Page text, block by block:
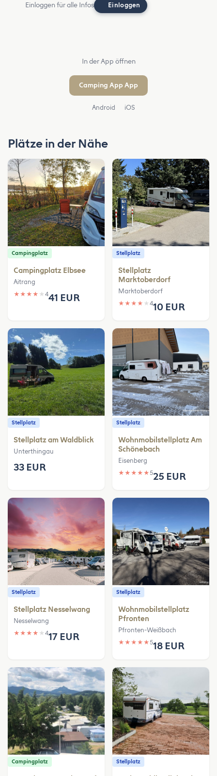
Einloggen für alle Infos Einloggen
In der App öffnen
Camping App App
Android iOS
Plätze in der Nähe
Campingplatz
Campingplatz Elbsee
Aitrang
★ ★ ★ ★ ★ 441 EUR
Stellplatz
Stellplatz
Marktoberdorf
Marktoberdorf
★ ★ ★ ★ ★ 410 EUR
Stellplatz
Stellplatz am Waldblick
Unterthingau
33 EUR
Stellplatz
Wohnmobilstellplatz Am
Schönebach
Eisenberg
★ ★ ★ ★ ★525 EUR
Stellplatz
Stellplatz Nesselwang
Nesselwang
★ ★ ★ ★ ★ 417 EUR
Stellplatz
Wohnmobilstellplatz
Pfronten
Pfronten-Weißbach
★ ★ ★ ★ ★518 EUR
Campingplatz Stellplatz